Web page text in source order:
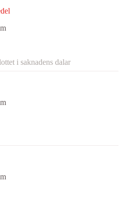
i saknadens dalar